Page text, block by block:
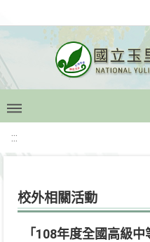
:::
校外相關活動
「108年度全國高級